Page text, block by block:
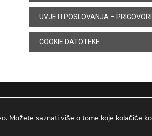
UVJETI POSLOVANJA – PRIGOVORI
COOKIE DATOTEKE
Možete saznati više o tome koje kolačiće